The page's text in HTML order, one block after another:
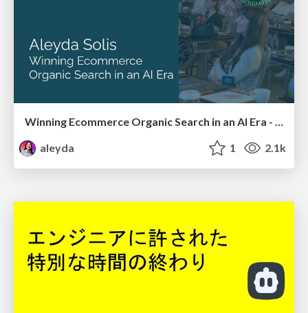
Winning Ecommerce Organic Search in an AI Era - #searchnstuff2025
aleyda
1 2.1k